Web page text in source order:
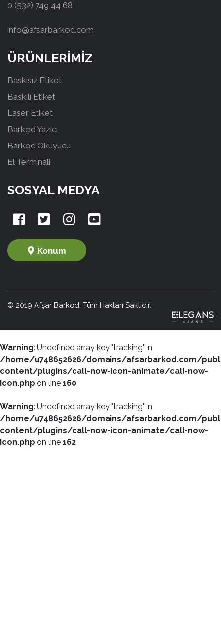
0 (532) 749 44 68
info@afsarbarkod.com
ÜRÜNLERİMİZ
Baskısız Etiket
Baskılı Etiket
Laser Etiket
Barkod Yazıcı
Barkod Okuyucu
El Terminali
SOSYAL MEDYA
Konum
© 2019 Afşar Barkod. Tüm Hakları Saklıdır.
Warning: Undefined array key "tracking" in
/home/u748652626/domains/afsarbarkod.com/
content/plugins/call-now-icon-animate/call-now-
icon.php on line 160
Warning: Undefined array key "tracking" in
/home/u748652626/domains/afsarbarkod.com/
content/plugins/call-now-icon-animate/call-now-
icon.php on line 162